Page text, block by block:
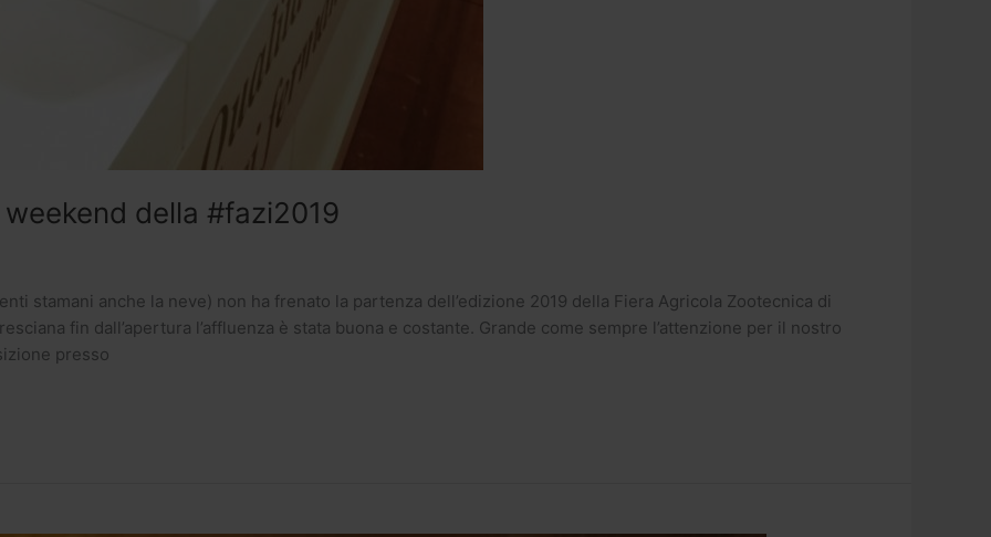
della #fazi2019
stamani anche la neve) non ha frenato la partenza dell’edizione 2019 della Fiera Agricola Zootecnica di
fin dall’apertura l’affluenza è stata buona e costante. Grande come sempre l’attenzione per il nostro
presso